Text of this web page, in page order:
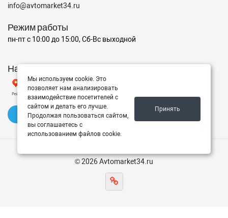
info@avtomarket34.ru
Режим работы
пн-пт с 10:00 до 15:00, Сб-Вс выходной
Наш рейтинг на Яндексе
✍️ Оставить отзыв
© 2026 Avtomarket34.ru
Мы используем cookie. Это
позволяет нам анализировать
взаимодействие посетителей с
сайтом и делать его лучше.
Продолжая пользоваться сайтом,
вы соглашаетесь с
использованием файлов cookie.
Принять